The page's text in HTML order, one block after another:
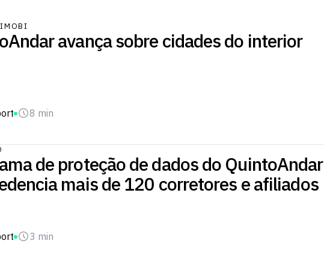
avança sobre cidades do interior
8 min
de proteção de dados do QuintoAndar
mais de 120 corretores e afiliados
3 min